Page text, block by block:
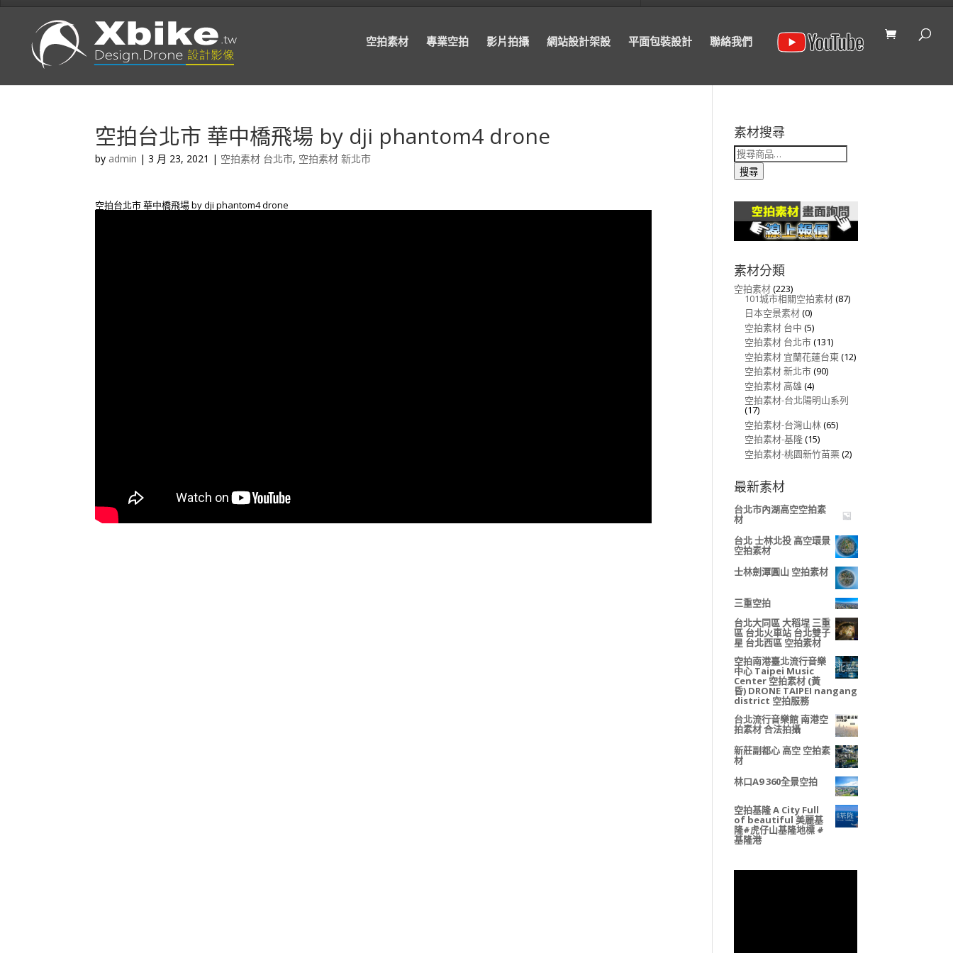
空拍素材 專業空拍 影片拍攝 網站設計架設 平面包裝設計 聯絡我們
空拍台北市 華中橋飛場 by dji phantom4 drone
by admin |3 月 23, 2021 | 空拍素材 台北市, 空拍素材 新北市
空拍台北市 華中橋飛場 by dji phantom4 drone
素材搜尋
搜
尋
關
鍵
搜尋
素材分類
空拍素材(223)
101城市相關空拍素材(87)
日本空景素材(0)
空拍素材 台中 (5)
空拍素材 台北市(131)
空拍素材 宜蘭花蓮台東(12)
空拍素材 新北市(90)
空拍素材 高雄 (4)
空拍素材-台北陽明山系列
(17)
空拍素材-台灣山林(65)
空拍素材-基隆(15)
空拍素材-桃園新竹苗栗(2)
最新素材
台北市內湖高空空拍素
材
台北 士林北投 高空環景
空拍素材
士林劍潭圓山 空拍素材
三重空拍
台北大同區 大稻埕 三重
區 台北火車站 台北雙子
星 台北西區 空拍素材
空拍南港臺北流行音樂
中心 Taipei Music
Center 空拍素材 (黃
昏) DRONE TAIPEI nangang
district 空拍服務
台北流行音樂館 南港空
拍素材 合法拍攝
新莊副都心 高空 空拍素
材
林口A9 360全景空拍
空拍基隆 A City Full
of beautiful 美麗基
隆#虎仔山基隆地標 #
基隆港